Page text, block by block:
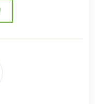
ÅBNER I NY FANE)